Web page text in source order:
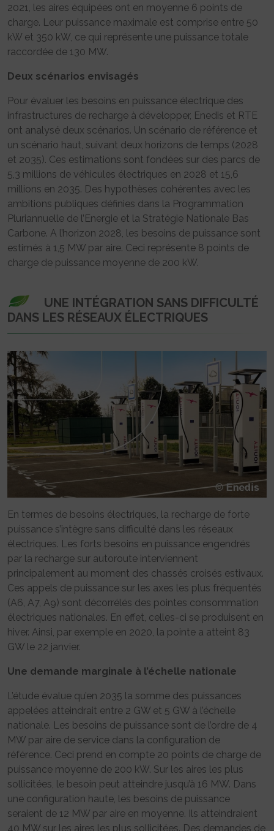
2021, les aires équipées ont en moyenne 6 points de
charge. Leur puissance maximale est comprise entre 50
kW et 350 kW, ce qui représente une puissance totale
raccordée de 130 MW.
Deux scénarios envisagés
Pour évaluer les besoins en puissance électrique des
infrastructures de recharge à développer, Enedis et RTE
ont analysé deux scénarios. Un scénario de référence et
un scénario haut, suivant deux horizons de temps (2028
et 2035). Ces estimations sont fondées sur des parcs de
5,3 millions de véhicules électriques en 2028 et 15,6
millions en 2035. Des hypothèses cohérentes avec les
ambitions publiques définies dans la Programmation
Pluriannuelle de l’Energie et la Stratégie Nationale Bas
Carbone. A l’horizon 2028, les besoins de puissance sont
estimés à 1,5 MW par aire. Ceci représente 8 points de
charge de puissance moyenne de 200 kW.
UNE INTÉGRATION SANS DIFFICULTÉ
DANS LES RÉSEAUX ÉLECTRIQUES
En termes de besoins électriques, la recharge de forte
puissance s’intègre sans difficulté dans les réseaux
électriques. Les forts besoins en puissance engendrés
par la recharge sur autoroute interviennent
principalement au moment des chassés croisés estivaux.
Ces appels de puissance sur les axes les plus fréquentés
(A6, A7, A9) sont décorrélés des pointes consommation
électriques nationales. En effet, celles-ci se produisent en
hiver. Ainsi, par exemple en 2020, la pointe a atteint 83
GW le 22 janvier.
Une demande marginale à l’échelle nationale
L’étude évalue qu’en 2035 la somme des puissances
appelées atteindrait entre 2 GW et 5 GW à l’échelle
nationale. Les besoins de puissance sont de l’ordre de 4
MW par aire de service dans la configuration de
référence. Ceci prend en compte 20 points de charge de
puissance moyenne de 200 kW. Sur les aires les plus
sollicitées, le besoin peut atteindre jusqu’à 16 MW. Dans
une configuration haute, les besoins de puissance
seraient de 12 MW par aire en moyenne. Ils atteindraient
40 MW sur les aires les plus sollicitées. Des demandes de